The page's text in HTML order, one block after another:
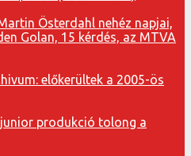
Österdahl nehéz napjai,
Golan, 15 kérdés, az MTVA
előkerültek a 2005-ös
produkció tolong a